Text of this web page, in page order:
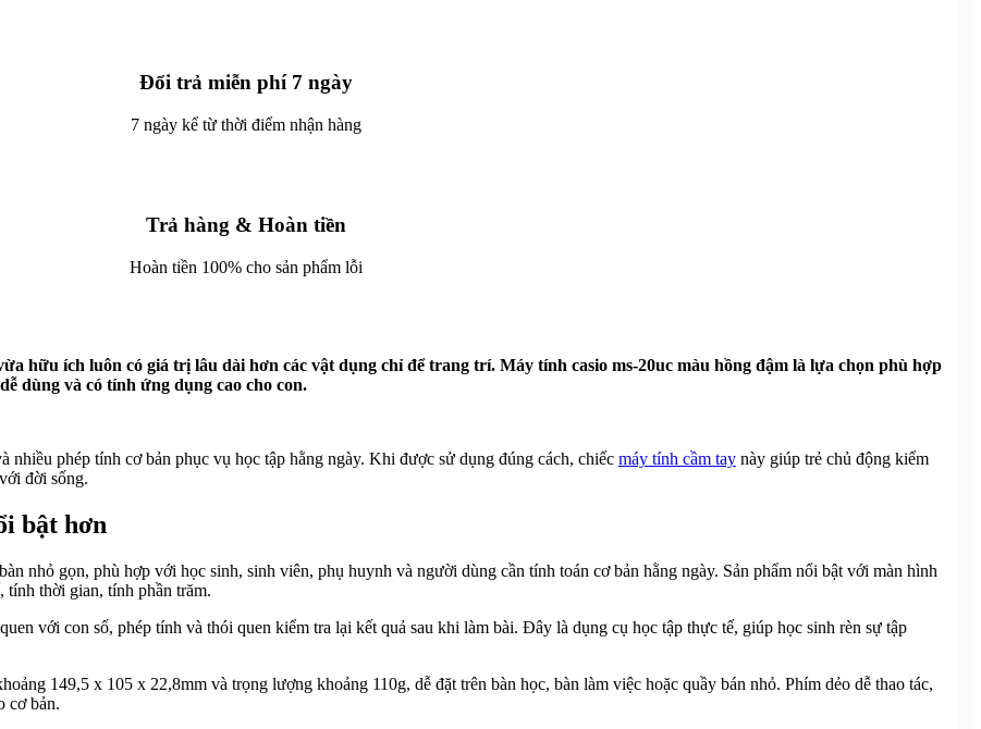
Đổi trả miễn phí 7 ngày
7 ngày kể từ thời điểm nhận hàng
Trả hàng & Hoàn tiền
Hoàn tiền 100% cho sản phẩm lỗi
hữu ích luôn có giá trị lâu dài hơn các vật dụng chỉ để trang trí. Máy tính casio ms-20uc màu hồng đậm là lựa chọn phù hợp
dùng và có tính ứng dụng cao cho con.
nhiều phép tính cơ bản phục vụ học tập hằng ngày. Khi được sử dụng đúng cách, chiếc máy tính cầm taynày giúp trẻ chủ động kiểm
đời sống.
bật hơn
nhỏ gọn, phù hợp với học sinh, sinh viên, phụ huynh và người dùng cần tính toán cơ bản hằng ngày. Sản phẩm nổi bật với màn hình
tính thời gian, tính phần trăm.
với con số, phép tính và thói quen kiểm tra lại kết quả sau khi làm bài. Đây là dụng cụ học tập thực tế, giúp học sinh rèn sự tập
149,5 x 105 x 22,8mm và trọng lượng khoảng 110g, dễ đặt trên bàn học, bàn làm việc hoặc quầy bán nhỏ. Phím dẻo dễ thao tác,
cơ bản.